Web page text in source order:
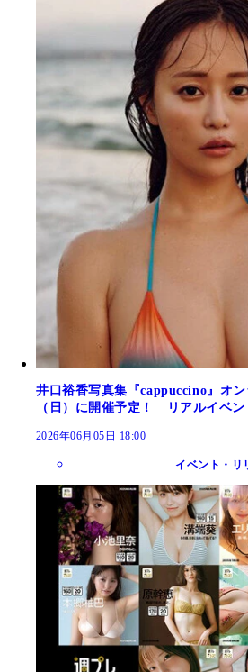
井口裕香写真集『cappuccino』オ
（日）に開催予定！ リアルイベン
2026年06月05日 18:00
イベント・リ